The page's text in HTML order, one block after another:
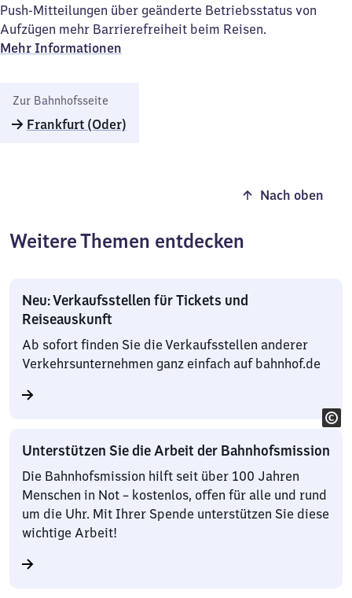
Push-Mitteilungen über geänderte Betriebsstatus von
Aufzügen mehr Barrierefreiheit beim Reisen.
Mehr Informationen
Zur Bahnhofsseite
Frankfurt (Oder)
Nach oben
Weitere Themen entdecken
Neu: Verkaufsstellen für Tickets und
Reiseauskunft
Ab sofort finden Sie die Verkaufsstellen anderer
Verkehrsunternehmen ganz einfach auf bahnhof.de
Unterstützen Sie die Arbeit der Bahnhofsmission
Die Bahnhofsmission hilft seit über 100 Jahren
Menschen in Not – kostenlos, offen für alle und rund
um die Uhr. Mit Ihrer Spende unterstützen Sie diese
wichtige Arbeit!